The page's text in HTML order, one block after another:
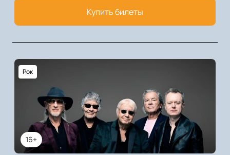
Купить билеты
16+
Рок